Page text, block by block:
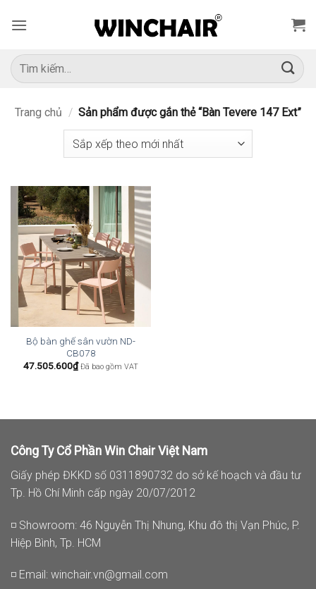
qua
dung
Tìm
kiếm:
Trang chủ / Sản phẩm được gắn thẻ “Bàn Tevere 147 Ext”
Bộ bàn ghế sân vườn ND-
CB078
47.505.600₫ Đã bao gồm VAT
Công Ty Cổ Phần Win Chair Việt Nam
Giấy phép ĐKKD số 0311890732 do sở kế hoạch và đầu tư
Tp. Hồ Chí Minh cấp ngày 20/07/2012
◽ Showroom: 46 Nguyễn Thị Nhung, Khu đô thị Vạn Phúc, P.
Hiệp Bình, Tp. HCM
◽ Email: winchair.vn@gmail.com